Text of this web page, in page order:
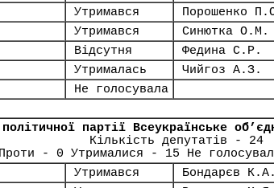
Утримався Порошенко
Утримався Синютка О.М.
Відсутня Федина С.Р.
Утрималась Чийгоз А.З.
Не голосувала
партії Всеукраїнське
Кількість депутатів - 24
- 0 Утрималися - 15 Не
Утримався Бондарєв К.А.